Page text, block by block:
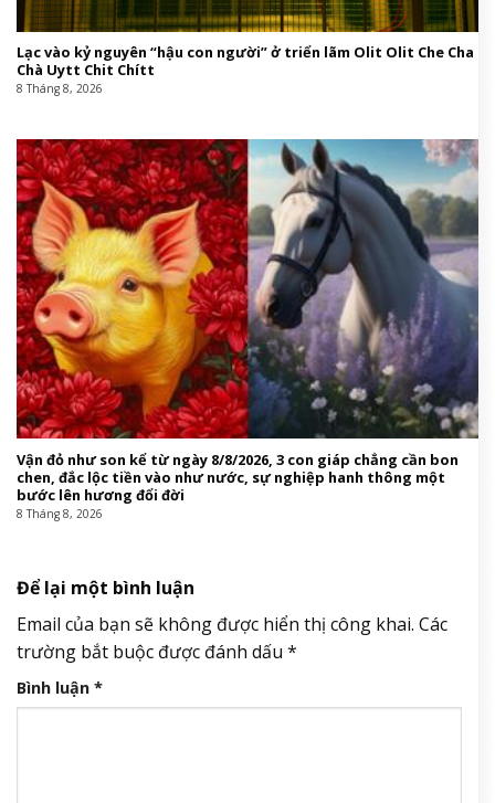
Lạc vào kỷ nguyên “hậu con người” ở triển lãm Olit Olit Che Cha
Chà Uytt Chit Chítt
8 Tháng 8, 2026
Vận đỏ như son kể từ ngày 8/8/2026, 3 con giáp chẳng cần bon
chen, đắc lộc tiền vào như nước, sự nghiệp hanh thông một
bước lên hương đổi đời
8 Tháng 8, 2026
Để lại một bình luận
Email của bạn sẽ không được hiển thị công khai. Các
trường bắt buộc được đánh dấu *
Bình luận *